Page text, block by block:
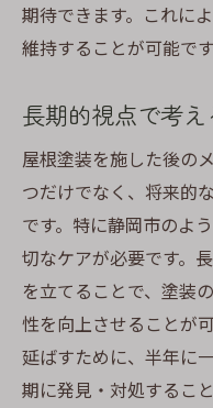
期待できます。これに
維持することが可能です
長期的視点で考
屋根塗装を施した後の
つだけでなく、将来的
です。特に静岡市のよ
切なケアが必要です。
を立てることで、塗装
性を向上させることが
延ばすために、半年に
期に発見・対処するこ